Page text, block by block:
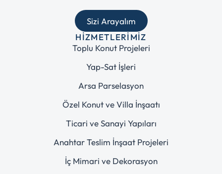
Sizi Arayalım
HIZMETLERIMIZ
Toplu Konut Projeleri
Yap-Sat İşleri
Arsa Parselasyon
Özel Konut ve Villa İnşaatı
Ticari ve Sanayi Yapıları
Anahtar Teslim İnşaat Projeleri
İç Mimari ve Dekorasyon